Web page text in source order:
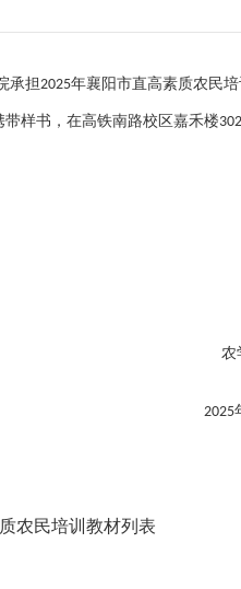
承担2025年襄阳市直高素质农民
带样书，在高铁南路校区嘉禾楼302
农
2025
农民培训教材列表